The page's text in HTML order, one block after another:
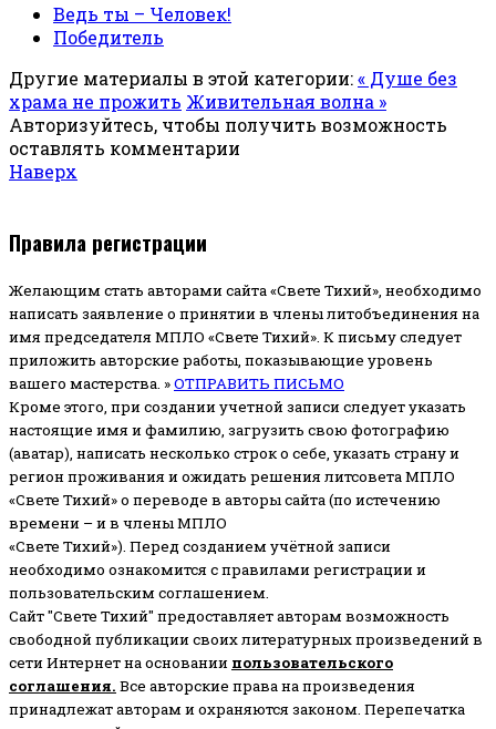
Ведь ты – Человек!
Победитель
Другие материалы в этой категории:« Душе без
храма не прожить Живительная волна »
Авторизуйтесь, чтобы получить возможность
оставлять комментарии
Наверх
Правила регистрации
Желающим стать авторами сайта «Свете Тихий», необходимо
написать заявление о принятии в члены литобъединения на
имя председателя МПЛО «Свете Тихий». К письму следует
приложить авторские работы, показывающие уровень
вашего мастерства. »ОТПРАВИТЬ ПИСЬМО
Кроме этого, при создании учетной записи следует указать
настоящие имя и фамилию, загрузить свою фотографию
(аватар), написать несколько строк о себе, указать страну и
регион проживания и ожидать решения литсовета МПЛО
«Свете Тихий» о переводе в авторы сайта (по истечению
времени – и в члены МПЛО
«Свете Тихий»). Перед созданием учётной записи
необходимо ознакомится с правилами регистрации и
пользовательским соглашением.
Сайт "Свете Тихий" предоставляет авторам возможность
свободной публикации своих литературных произведений в
сети Интернет на основании пользовательского
соглашения. Все авторские права на произведения
принадлежат авторам и охраняются законом. Перепечатка